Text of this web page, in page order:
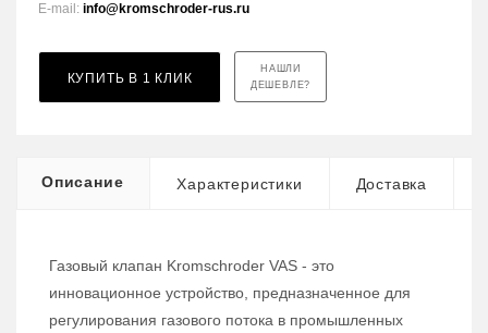
E-mail: info@kromschroder-rus.ru
КУПИТЬ В 1 КЛИК
НАШЛИ
ДЕШЕВЛЕ?
Описание Характеристики Доставка
Газовый клапан Kromschroder VAS - это
инновационное устройство, предназначенное для
регулирования газового потока в промышленных